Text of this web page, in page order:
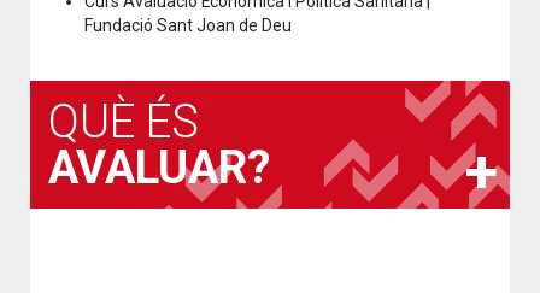
Fundació Sant Joan de Deu
QUÈ ÉS
AVALUAR?